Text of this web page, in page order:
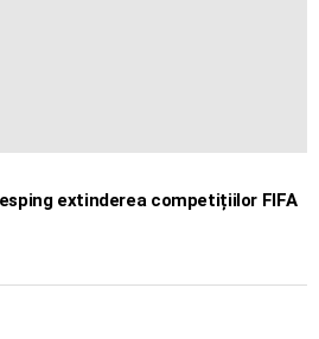
extinderea competițiilor FIFA